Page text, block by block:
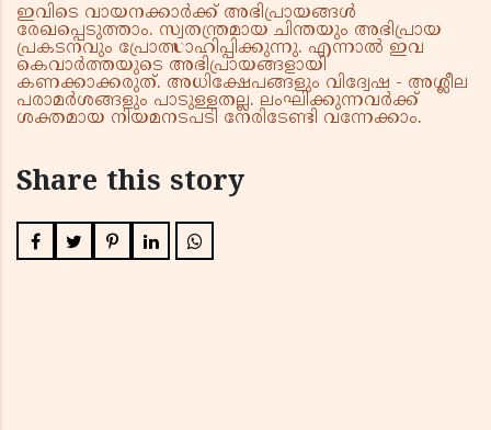
ഇവിടെ വായനക്കാർക്ക് അഭിപ്രായങ്ങൾ
രേഖപ്പെടുത്താം. സ്വതന്ത്രമായ ചിന്തയും അഭിപ്രായ
പ്രകടനവും പ്രോത്സാഹിപ്പിക്കുന്നു. എന്നാൽ ഇവ
കെവാർത്തയുടെ അഭിപ്രായങ്ങളായി
കണക്കാക്കരുത്. അധിക്ഷേപങ്ങളും വിദ്വേഷ - അശ്ലീല
പരാമർശങ്ങളും പാടുള്ളതല്ല. ലംഘിക്കുന്നവർക്ക്
ശക്തമായ നിയമനടപടി നേരിടേണ്ടി വന്നേക്കാം.
Share this story